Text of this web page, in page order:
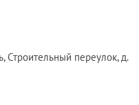
Строительный переулок, д.